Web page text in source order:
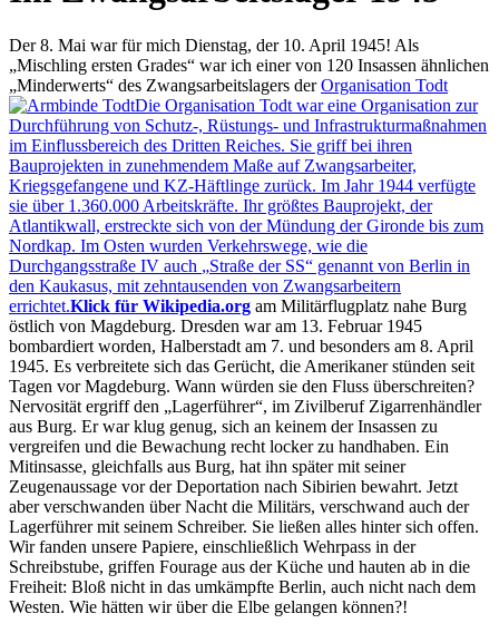
Der 8. Mai war für mich Dienstag, der 10. April 1945! Als
Mischling ersten Grades
war ich einer von 120 Insassen ähnlichen
Minderwerts
des Zwangsarbeitslagers derOrganisation Todt
Die Organisation Todt war eine Organisation zur
Durchführung von Schutz-, Rüstungs- und Infrastrukturmaßnahmen
im Einflussbereich des Dritten Reiches. Sie griff bei ihren
Bauprojekten in zunehmendem Maße auf Zwangsarbeiter,
Kriegsgefangene und KZ-Häftlinge zurück. Im Jahr 1944 verfügte
sie über 1.360.000 Arbeitskräfte. Ihr größtes Bauprojekt, der
Atlantikwall, erstreckte sich von der Mündung der Gironde bis zum
Nordkap. Im Osten wurden Verkehrswege, wie die
Durchgangsstraße IV auch
Straße der SS
genannt von Berlin in
den Kaukasus, mit zehntausenden von Zwangsarbeitern
errichtet.Klick für Wikipedia.org am Militärflugplatz nahe Burg
östlich von Magdeburg. Dresden war am 13. Februar 1945
bombardiert worden, Halberstadt am 7. und besonders am 8. April
1945. Es verbreitete sich das Gerücht, die Amerikaner stünden seit
Tagen vor Magdeburg. Wann würden sie den Fluss überschreiten?
Nervosität ergriff den
Lagerführer , im Zivilberuf Zigarrenhändler
aus Burg. Er war klug genug, sich an keinem der Insassen zu
vergreifen und die Bewachung recht locker zu handhaben. Ein
Mitinsasse, gleichfalls aus Burg, hat ihn später mit seiner
Zeugenaussage vor der Deportation nach Sibirien bewahrt. Jetzt
aber verschwanden über Nacht die Militärs, verschwand auch der
Lagerführer mit seinem Schreiber. Sie ließen alles hinter sich offen.
Wir fanden unsere Papiere, einschließlich Wehrpass in der
Schreibstube, griffen Fourage aus der Küche und hauten ab in die
Freiheit: Bloß nicht in das umkämpfte Berlin, auch nicht nach dem
Westen. Wie hätten wir über die Elbe gelangen können?!